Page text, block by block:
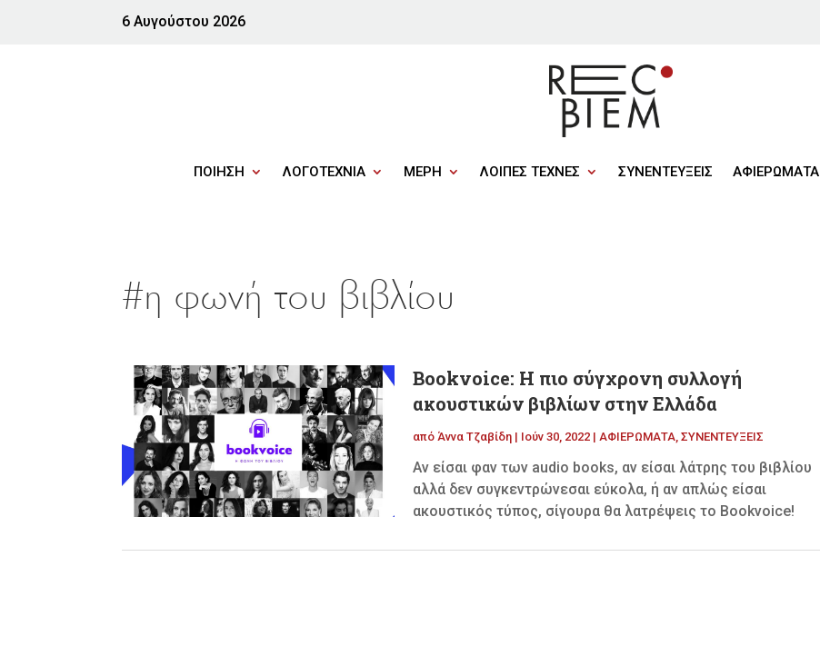
6 Αυγούστου 2026
ΠΟΙΗΣΗ ΛΟΓΟΤΕΧΝΙΑ ΜΕΡΗ ΛΟΙΠΕΣ ΤΕΧΝΕΣ ΣΥΝΕΝΤΕΥΞΕΙΣ ΑΦΙΕΡΩΜΑΤΑ
#η φωνή του βιβλίου
Bookvoice: Η πιο σύγχρονη συλλογή
ακουστικών βιβλίων στην Ελλάδα
από Άννα Τζαβίδη | Ιούν 30, 2022 | ΑΦΙΕΡΩΜΑΤΑ ,ΣΥΝΕΝΤΕΥΞΕΙΣ
Αν είσαι φαν των audio books, αν είσαι λάτρης του βιβλίου
αλλά δεν συγκεντρώνεσαι εύκολα, ή αν απλώς είσαι
ακουστικός τύπος, σίγουρα θα λατρέψεις το Bookvoice!